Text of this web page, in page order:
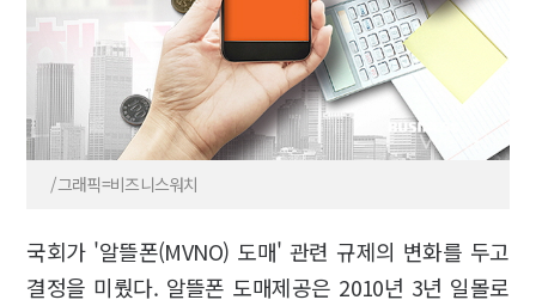
/그래픽=비즈니스워치
국회가 '알뜰폰(MVNO) 도매' 관련 규제의 변화를 두고
결정을 미뤘다. 알뜰폰 도매제공은 2010년 3년 일몰로